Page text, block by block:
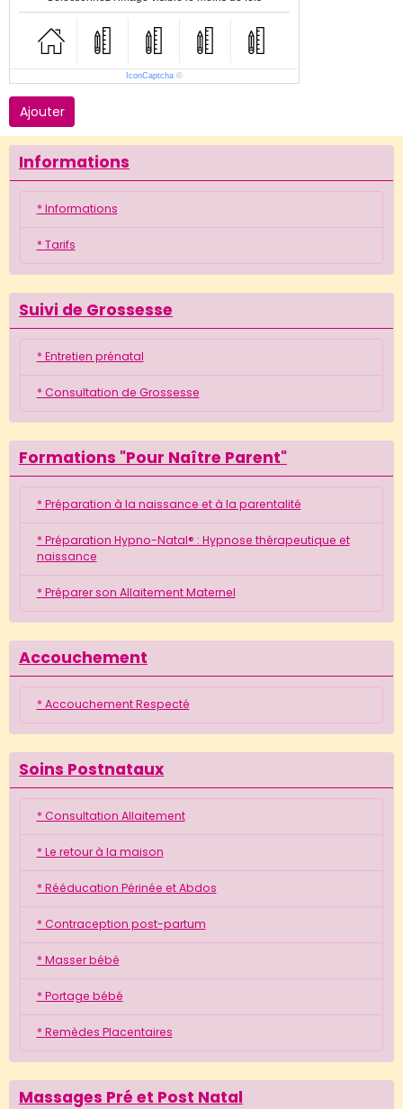
IconCaptcha ©
Ajouter
Informations
* Informations
* Tarifs
Suivi de Grossesse
* Entretien prénatal
* Consultation de Grossesse
Formations "Pour Naître Parent"
* Préparation à la naissance et à la parentalité
* Préparation Hypno-Natal® : Hypnose thérapeutique et
naissance
* Préparer son Allaitement Maternel
Accouchement
* Accouchement Respecté
Soins Postnataux
* Consultation Allaitement
* Le retour à la maison
* Rééducation Périnée et Abdos
* Contraception post-partum
* Masser bébé
* Portage bébé
* Remèdes Placentaires
Massages Pré et Post Natal